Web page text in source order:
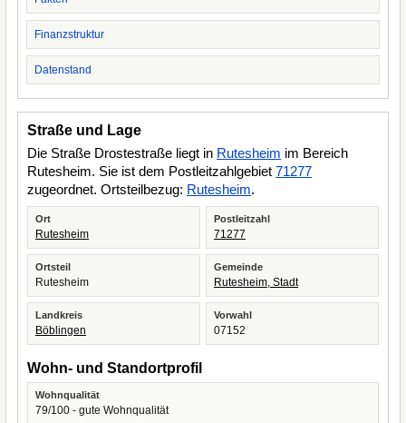
Finanzstruktur
Datenstand
Straße und Lage
Die Straße Drostestraße liegt in Rutesheim im Bereich
Rutesheim. Sie ist dem Postleitzahlgebiet 71277
zugeordnet. Ortsteilbezug: Rutesheim.
Ort
Rutesheim
Postleitzahl
71277
Ortsteil
Rutesheim
Gemeinde
Rutesheim, Stadt
Landkreis
Böblingen
Vorwahl
07152
Wohn- und Standortprofil
Wohnqualität
79/100 - gute Wohnqualität